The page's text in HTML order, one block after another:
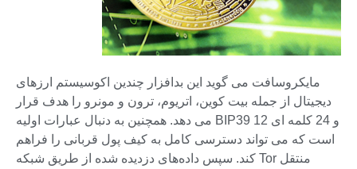
مایکروسافت می گوید این بدافزار چندین اکوسیستم ارزهای
دیجیتال از جمله بیت کوین، اتریوم، ترون و مونرو را هدف قرار
می دهد. همچنین به دنبال عبارات اولیه BIP39 12 و 24 کلمه ای
است که می تواند دسترسی کامل به کیف پول قربانی را فراهم
کند. سپس داده‌های دزدیده شده از طریق شبکه Tor منتقل